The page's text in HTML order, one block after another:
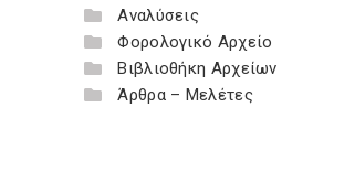
Αναλύσεις
Φορολογικό Αρχείο
Βιβλιοθήκη Αρχείων
Άρθρα – Μελέτες